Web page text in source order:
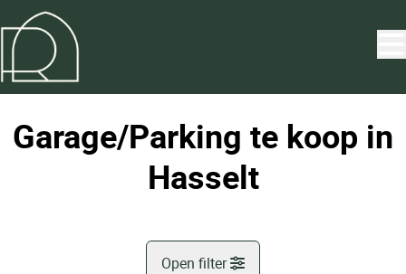
Ga naar hoofdinhoud
Garage/Parking te koop in
Hasselt
Open filter